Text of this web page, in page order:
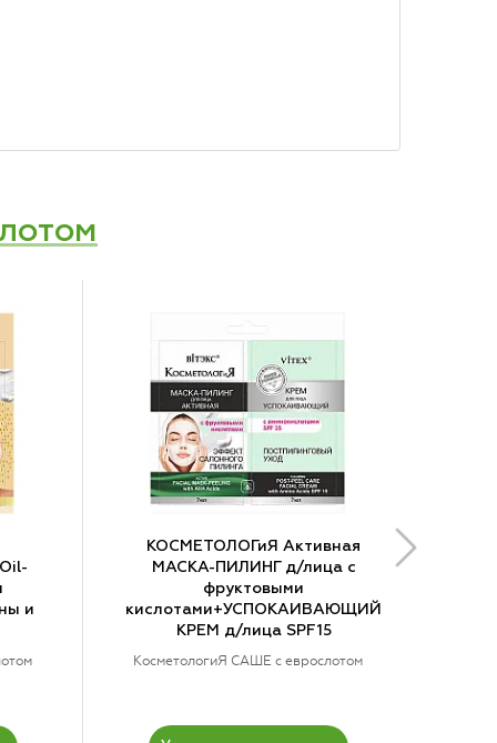
и
КОСМЕТОЛОГиЯ Активная
МАСКА-ПИЛИНГ д/лица с
фруктовыми
кислотами+УСПОКАИВАЮЩИЙ
КРЕМ д/лица SPF15
КосметологиЯ САШЕ с еврослотом